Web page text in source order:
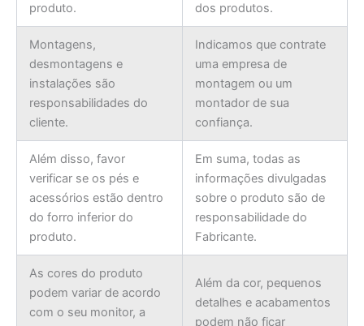
produto.
dos produtos.
Montagens,
desmontagens e
instalações são
responsabilidades do
cliente.
Indicamos que contrate
uma empresa de
montagem ou um
montador de sua
confiança.
Além disso, favor
verificar se os pés e
acessórios estão dentro
do forro inferior do
produto.
Em suma, todas as
informações divulgadas
sobre o produto são de
responsabilidade do
Fabricante.
As cores do produto
podem variar de acordo
com o seu monitor, a
Além da cor, pequenos
detalhes e acabamentos
podem não ficar